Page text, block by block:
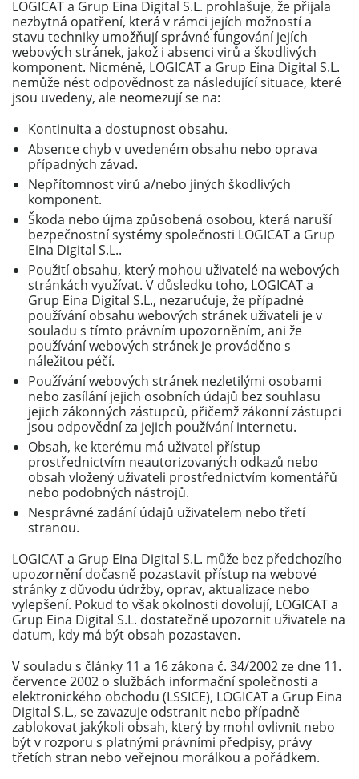
LOGICAT a Grup Eina Digital S.L. prohlašuje, že přijala
nezbytná opatření, která v rámci jejích možností a
stavu techniky umožňují správné fungování jejích
webových stránek, jakož i absenci virů a škodlivých
komponent. Nicméně, LOGICAT a Grup Eina Digital S.L.
nemůže nést odpovědnost za následující situace, které
jsou uvedeny, ale neomezují se na:
Kontinuita a dostupnost obsahu.
Absence chyb v uvedeném obsahu nebo oprava
případných závad.
Nepřítomnost virů a/nebo jiných škodlivých
komponent.
Škoda nebo újma způsobená osobou, která naruší
bezpečnostní systémy společnosti LOGICAT a Grup
Eina Digital S.L..
Použití obsahu, který mohou uživatelé na webových
stránkách využívat. V důsledku toho, LOGICAT a
Grup Eina Digital S.L., nezaručuje, že případné
používání obsahu webových stránek uživateli je v
souladu s tímto právním upozorněním, ani že
používání webových stránek je prováděno s
náležitou péčí.
Používání webových stránek nezletilými osobami
nebo zasílání jejich osobních údajů bez souhlasu
jejich zákonných zástupců, přičemž zákonní zástupci
jsou odpovědní za jejich používání internetu.
Obsah, ke kterému má uživatel přístup
prostřednictvím neautorizovaných odkazů nebo
obsah vložený uživateli prostřednictvím komentářů
nebo podobných nástrojů.
Nesprávné zadání údajů uživatelem nebo třetí
stranou.
LOGICAT a Grup Eina Digital S.L. může bez předchozího
upozornění dočasně pozastavit přístup na webové
stránky z důvodu údržby, oprav, aktualizace nebo
vylepšení. Pokud to však okolnosti dovolují, LOGICAT a
Grup Eina Digital S.L. dostatečně upozornit uživatele na
datum, kdy má být obsah pozastaven.
V souladu s články 11 a 16 zákona č. 34/2002 ze dne 11.
července 2002 o službách informační společnosti a
elektronického obchodu (LSSICE), LOGICAT a Grup Eina
Digital S.L., se zavazuje odstranit nebo případně
zablokovat jakýkoli obsah, který by mohl ovlivnit nebo
být v rozporu s platnými právními předpisy, právy
třetích stran nebo veřejnou morálkou a pořádkem.